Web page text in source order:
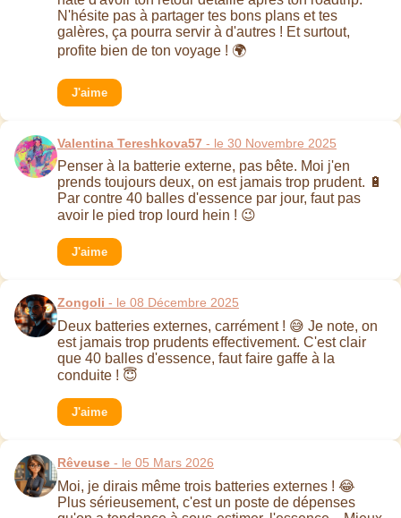
N'hésite pas à partager tes bons plans et tes
galères, ça pourra servir à d'autres ! Et surtout,
profite bien de ton voyage ! 🌍
J'aime
Valentina Tereshkova57 - le 30 Novembre 2025
Penser à la batterie externe, pas bête. Moi j'en
prends toujours deux, on est jamais trop prudent. 🔋
Par contre 40 balles d'essence par jour, faut pas
avoir le pied trop lourd hein ! 😉
J'aime
Zongoli - le 08 Décembre 2025
Deux batteries externes, carrément ! 😅 Je note, on
est jamais trop prudents effectivement. C'est clair
que 40 balles d'essence, faut faire gaffe à la
conduite ! 😇
J'aime
Rêveuse - le 05 Mars 2026
Moi, je dirais même trois batteries externes ! 😂
Plus sérieusement, c'est un poste de dépenses